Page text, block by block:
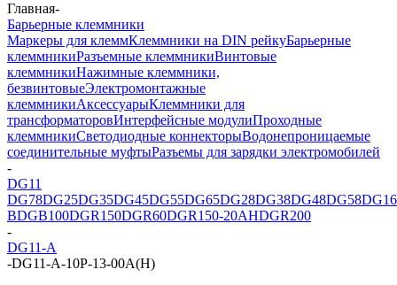
Главная-
Барьерные клеммники
Маркеры для клеммКлеммники на DIN рейкуБарьерные
клеммникиРазъемные клеммникиВинтовые
клеммникиНажимные клеммники,
безвинтовыеЭлектромонтажные
клеммникиАксессуарыКлеммники для
трансформаторовИнтерфейсные модулиПроходные
клеммникиСветодиодные коннекторыВодонепроницаемые
соединительные муфтыРазъемы для зарядки электромобилей
-
DG11
DG78DG25DG35DG45DG55DG65DG28DG38DG48DG58DG16
BDGB100DGR150DGR60DGR150-20AHDGR200
-
DG11-A
-DG11-A-10P-13-00A(H)